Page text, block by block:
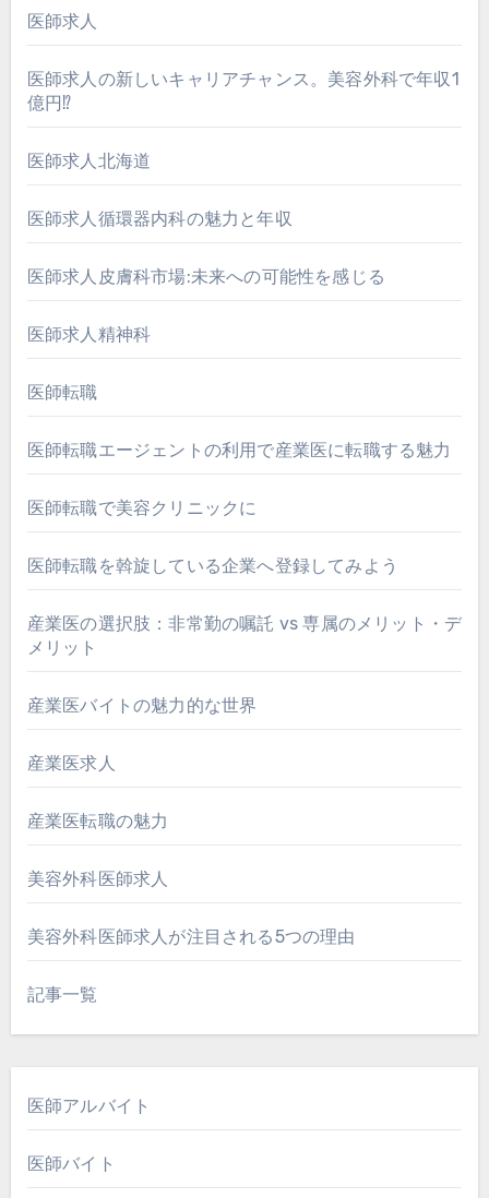
医師求人
医師求人の新しいキャリアチャンス。美容外科で年収1
億円⁉
医師求人北海道
医師求人循環器内科の魅力と年収
医師求人皮膚科市場:未来への可能性を感じる
医師求人精神科
医師転職
医師転職エージェントの利用で産業医に転職する魅力
医師転職で美容クリニックに
医師転職を斡旋している企業へ登録してみよう
産業医の選択肢：非常勤の嘱託 vs 専属のメリット・デ
メリット
産業医バイトの魅力的な世界
産業医求人
産業医転職の魅力
美容外科医師求人
美容外科医師求人が注目される5つの理由
記事一覧
医師アルバイト
医師バイト